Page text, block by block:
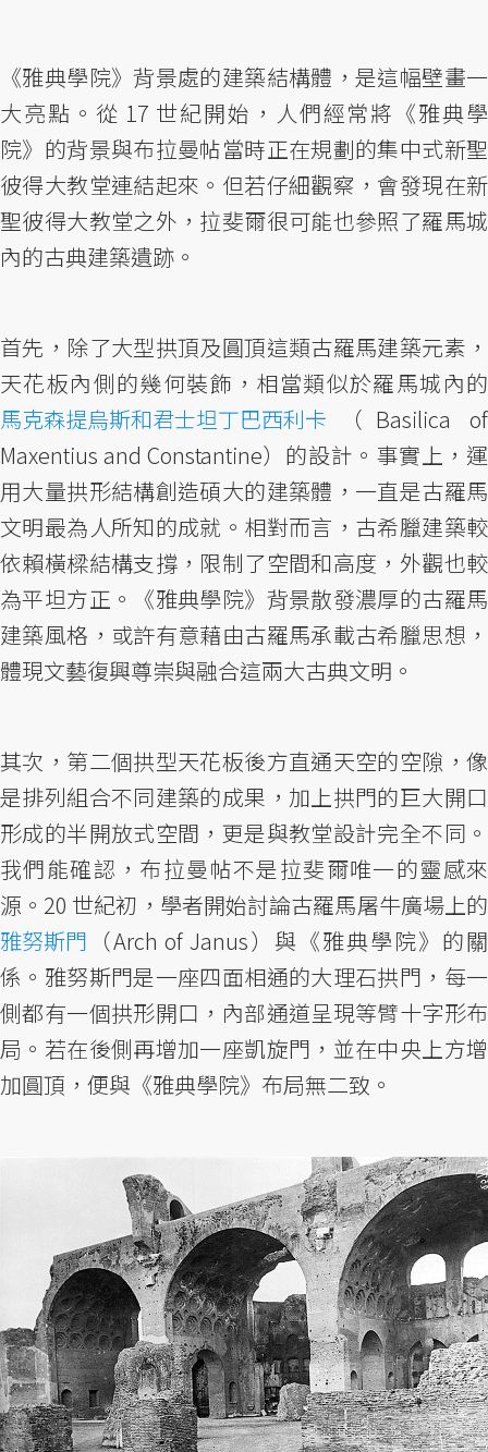
《雅典學院》背景處的建築結構體，是這幅壁畫一
大亮點。從 17 世紀開始，人們經常將《雅典學
院》的背景與布拉曼帖當時正在規劃的集中式新聖
彼得大教堂連結起來。但若仔細觀察，會發現在新
聖彼得大教堂之外，拉斐爾很可能也參照了羅馬城
內的古典建築遺跡。
首先，除了大型拱頂及圓頂這類古羅馬建築元素，
天花板內側的幾何裝飾，相當類似於羅馬城內的
馬克森提烏斯和君士坦丁巴西利卡 （Basilica of
Maxentius and Constantine）的設計。事實上，運
用大量拱形結構創造碩大的建築體，一直是古羅馬
文明最為人所知的成就。相對而言，古希臘建築較
依賴橫樑結構支撐，限制了空間和高度，外觀也較
為平坦方正。《雅典學院》背景散發濃厚的古羅馬
建築風格，或許有意藉由古羅馬承載古希臘思想，
體現文藝復興尊崇與融合這兩大古典文明。
其次，第二個拱型天花板後方直通天空的空隙，像
是排列組合不同建築的成果，加上拱門的巨大開口
形成的半開放式空間，更是與教堂設計完全不同。
我們能確認，布拉曼帖不是拉斐爾唯一的靈感來
源。20 世紀初，學者開始討論古羅馬屠牛廣場上的
雅努斯門 （Arch of Janus）與《雅典學院》的關
係。雅努斯門是一座四面相通的大理石拱門，每一
側都有一個拱形開口，內部通道呈現等臂十字形布
局。若在後側再增加一座凱旋門，並在中央上方增
加圓頂，便與《雅典學院》布局無二致。